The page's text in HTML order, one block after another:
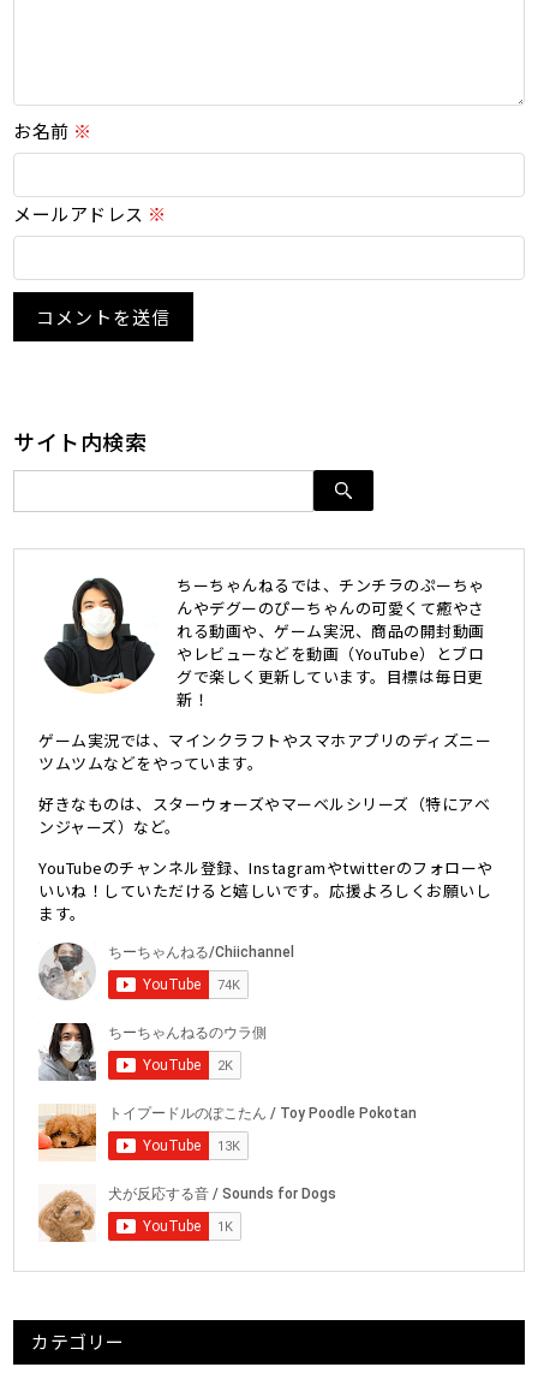
お名前 ※
メールアドレス ※
サイト内検索
ちーちゃんねるでは、チンチラのぷーちゃ
んやデグーのぴーちゃんの可愛くて癒やさ
れる動画や、ゲーム実況、商品の開封動画
やレビューなどを動画（YouTube）とブロ
グで楽しく更新しています。目標は毎日更
新！
ゲーム実況では、マインクラフトやスマホアプリのディズニー
ツムツムなどをやっています。
好きなものは、スターウォーズやマーベルシリーズ（特にアベ
ンジャーズ）など。
YouTubeのチャンネル登録、Instagramやtwitterのフォローや
いいね！していただけると嬉しいです。応援よろしくお願いし
ます。
カテゴリー